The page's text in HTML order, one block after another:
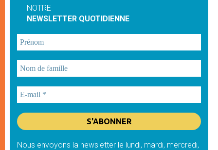
NOTRE
NEWSLETTER QUOTIDIENNE
Nous envoyons la newsletter le lundi, mardi, mercredi,